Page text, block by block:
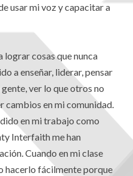
usar mi voz y capacitar a
lograr cosas que nunca
a enseñar, liderar, pensar
ver lo que otros no
cambios en mi comunidad.
en mi trabajo como
Interfaith me han
Cuando en mi clase
hacerlo fácilmente porque